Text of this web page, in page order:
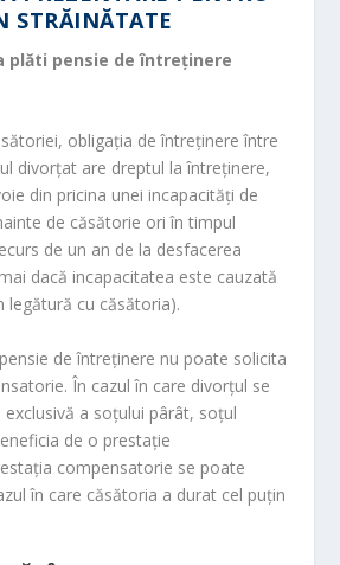
STRĂINĂTATE
plăti pensie de întreţinere
obligaţia de întreţinere între
divorţat are dreptul la întreţinere,
din pricina unei incapacităţi de
de căsătorie ori în timpul
de un an de la desfacerea
dacă incapacitatea este cauzată
legătură cu căsătoria).
de întreţinere nu poate solicita
În cazul în care divorţul se
a soţului pârât, soţul
de o prestaţie
compensatorie se poate
în care căsătoria a durat cel puţin